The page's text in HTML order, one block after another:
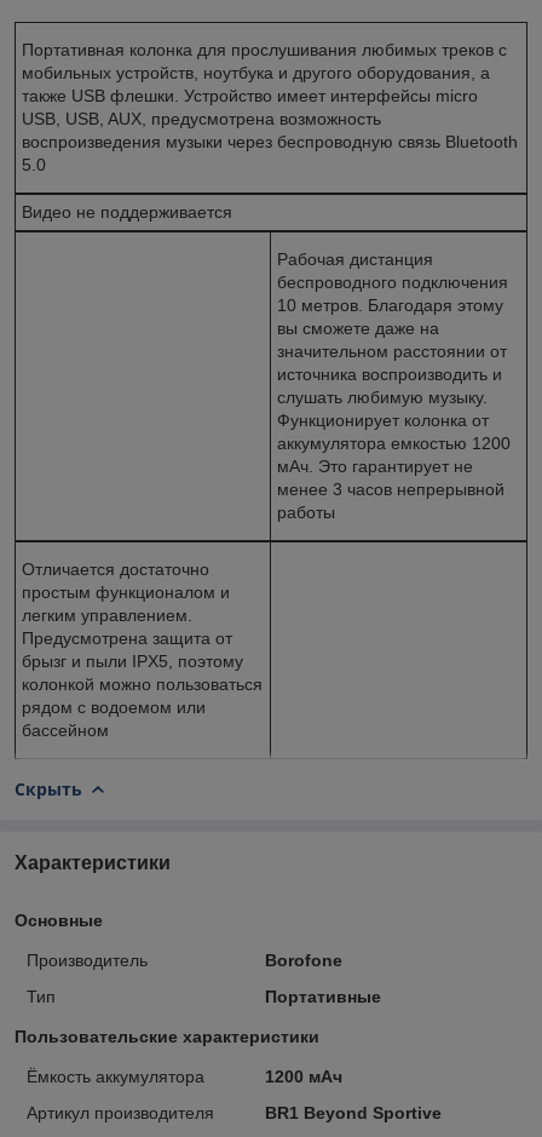
Портативная колонка для прослушивания любимых треков с
мобильных устройств, ноутбука и другого оборудования, а
также USB флешки. Устройство имеет интерфейсы micro
USB, USB, AUX, предусмотрена возможность
воспроизведения музыки через беспроводную связь Bluetooth
5.0
Видео не поддерживается
Рабочая дистанция
беспроводного подключения
10 метров. Благодаря этому
вы сможете даже на
значительном расстоянии от
источника воспроизводить и
слушать любимую музыку.
Функционирует колонка от
аккумулятора емкостью 1200
мАч. Это гарантирует не
менее 3 часов непрерывной
работы
Отличается достаточно
простым функционалом и
легким управлением.
Предусмотрена защита от
брызг и пыли IPX5, поэтому
колонкой можно пользоваться
рядом с водоемом или
бассейном
Скрыть
Характеристики
Основные
Производитель
Borofone
Тип
Портативные
Пользовательские характеристики
Ёмкость аккумулятора
1200 мАч
Артикул производителя
BR1 Beyond Sportive